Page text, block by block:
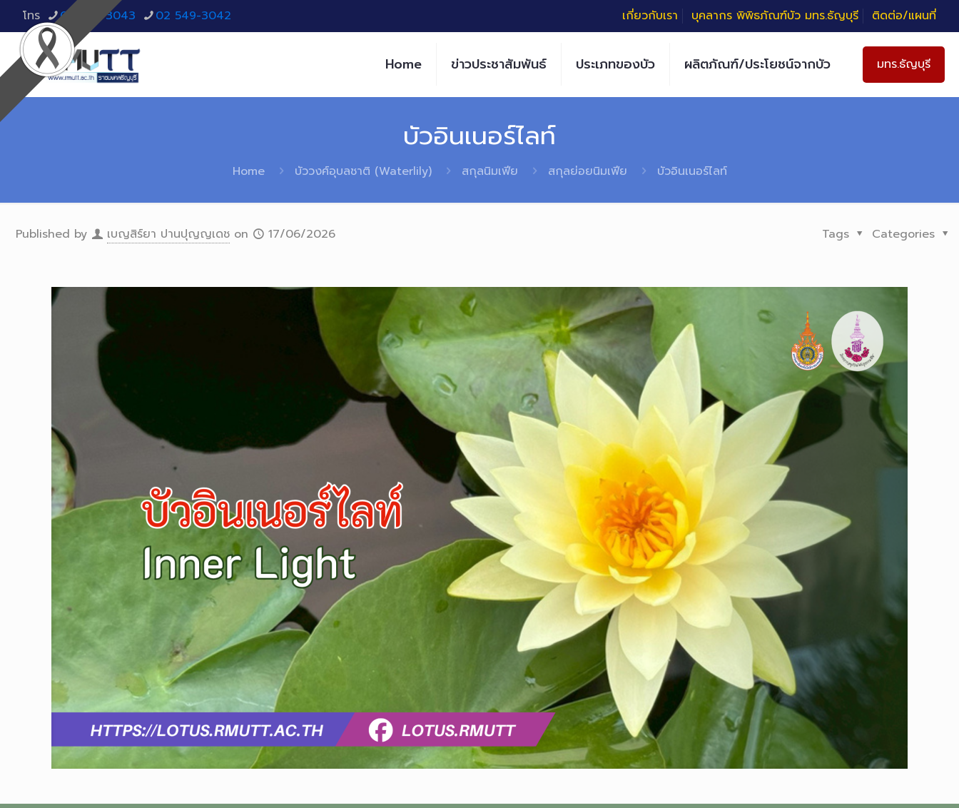
โทร 02 549-3043 02 549-3042 เกี่ยวกับเรา บุคลากร พิพิธภัณฑ์บัว มทร.ธัญบุรี ติดต่อ/แผนที่
Home ข่าวประชาสัมพันธ์ ประเภทของบัว ผลิตภัณฑ์/ประโยชน์จากบัว มทร.ธัญบุรี
บัวอินเนอร์ไลท์
Home บัววงศ์อุบลชาติ (Waterlily) สกุลนิมเฟีย สกุลย่อยนิมเฟีย บัวอินเนอร์ไลท์
Published by เบญสิร์ยา ปานปุญญเดช on 17/06/2026 Categories
Tags